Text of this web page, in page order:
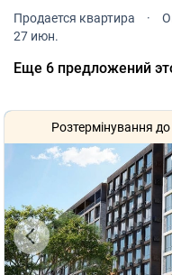
и техника. Свежий
кухня.
Продается квартира ·
27 июн.
Еще 6 предложений
Розтермінування